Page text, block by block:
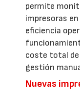
permite
impresoras
eficiencia
coste total de
gestión
Nuevas